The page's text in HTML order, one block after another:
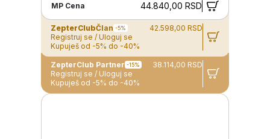
MP Cena 44.840,00 RSD
ZepterClubČlan -5%
42.598,00 RSD
Registruj se / Uloguj se
Kupuješ od -5% do -40%
ZepterClub Partner -15%
38.114,00 RSD
Registruj se / Uloguj se
Kupuješ od -5% do -40%